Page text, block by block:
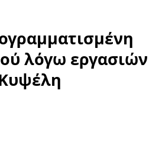
λόγω εργασιών